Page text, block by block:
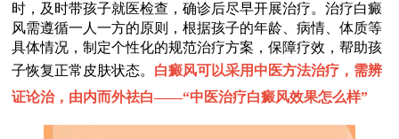
时，及时带孩子就医检查，确诊后尽早开展治疗。治疗白癜
风需遵循一人一方的原则，根据孩子的年龄、病情、体质等
具体情况，制定个性化的规范治疗方案，保障疗效，帮助孩
子恢复正常皮肤状态。 白癜风可以采用中医方法治疗，需辨
证论治，由内而外祛白——“中医治疗白癜风效果怎么样”